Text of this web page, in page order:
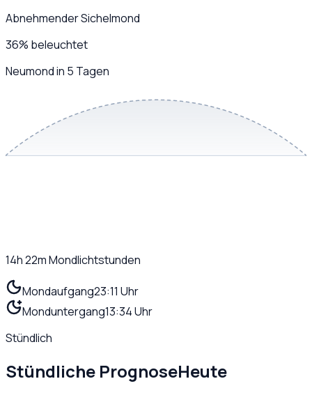
Abnehmender Sichelmond
36% beleuchtet
Neumond in 5 Tagen
14h 22mMondlichtstunden
Mondaufgang23:11 Uhr
Monduntergang13:34 Uhr
Stündlich
Stündliche PrognoseHeute